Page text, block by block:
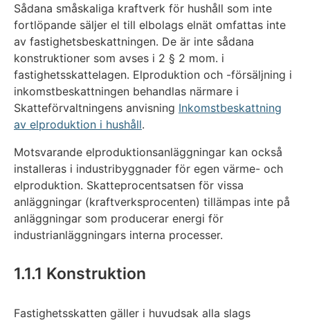
Sådana småskaliga kraftverk för hushåll som inte
fortlöpande säljer el till elbolags elnät omfattas inte
av fastighetsbeskattningen. De är inte sådana
konstruktioner som avses i 2 § 2 mom. i
fastighetsskattelagen. Elproduktion och -försäljning i
inkomstbeskattningen behandlas närmare i
Skatteförvaltningens anvisning Inkomstbeskattning
av elproduktion i hushåll.
Motsvarande elproduktionsanläggningar kan också
installeras i industribyggnader för egen värme- och
elproduktion. Skatteprocentsatsen för vissa
anläggningar (kraftverksprocenten) tillämpas inte på
anläggningar som producerar energi för
industrianläggningars interna processer.
1.1.1 Konstruktion
Fastighetsskatten gäller i huvudsak alla slags